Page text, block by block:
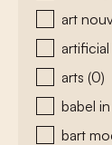
art
arts (0)
babel
bart